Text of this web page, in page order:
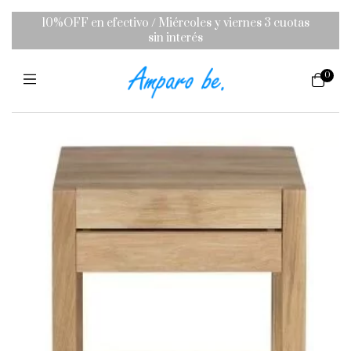
10%OFF en efectivo / Miércoles y viernes 3 cuotas
sin interés
0